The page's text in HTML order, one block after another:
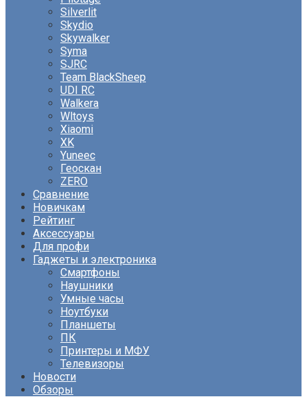
Silverlit
Skydio
Skywalker
Syma
SJRC
Team BlackSheep
UDI RC
Walkera
Wltoys
Xiaomi
XK
Yuneec
Геоскан
ZERO
Сравнение
Новичкам
Рейтинг
Аксессуары
Для профи
Гаджеты и электроника
Смартфоны
Наушники
Умные часы
Ноутбуки
Планшеты
ПК
Принтеры и МФУ
Телевизоры
Новости
Обзоры